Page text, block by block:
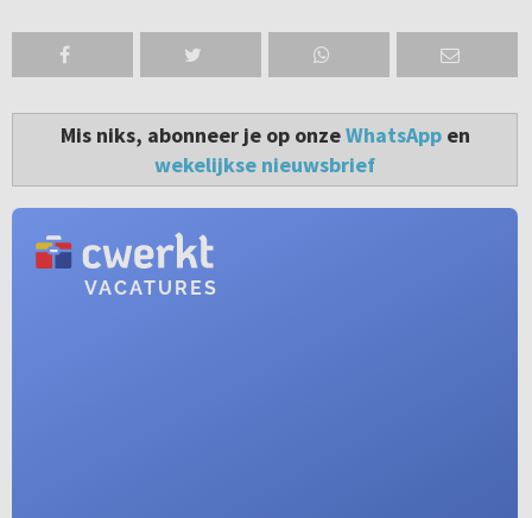
Mis niks, abonneer je op onzeWhatsAppen
wekelijkse nieuwsbrief